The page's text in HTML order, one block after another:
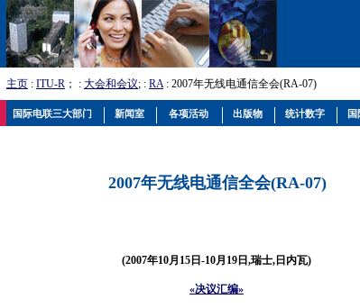
主页 : ITU-R ； : 大会和会议; : RA: 2007年无线电通信全会(RA-07)
2007年无线电通信全会(RA-07)
(2007年10月15日-10月19日,瑞士,日内瓦)
«决议汇编»
国际电联三大部门 新闻室 各项活动 出版物 统计数字